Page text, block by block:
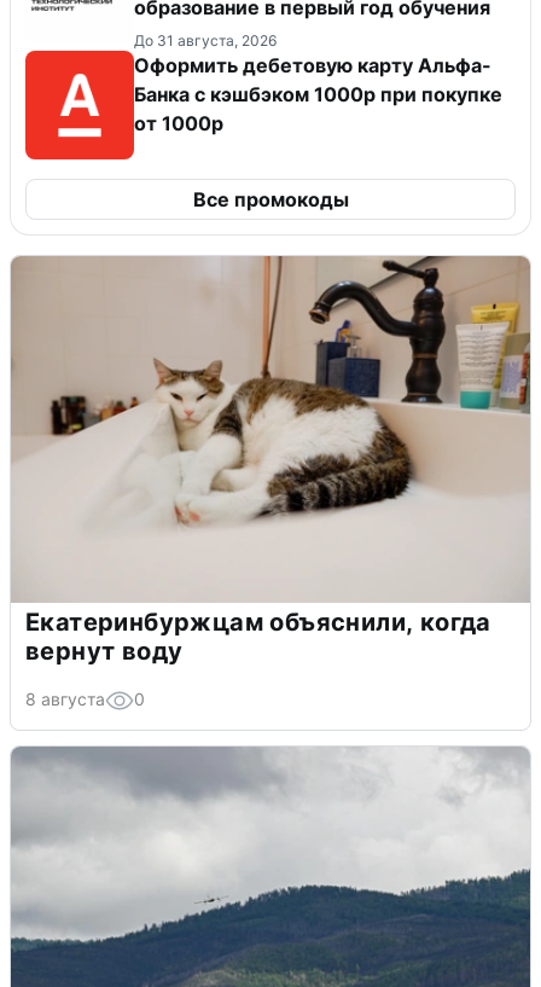
образование в первый год обучения
До 31 августа, 2026
Оформить дебетовую карту Альфа-
Банка с кэшбэком 1000р при покупке
от 1000р
Все промокоды
Екатеринбуржцам объяснили, когда
вернут воду
8 августа 0